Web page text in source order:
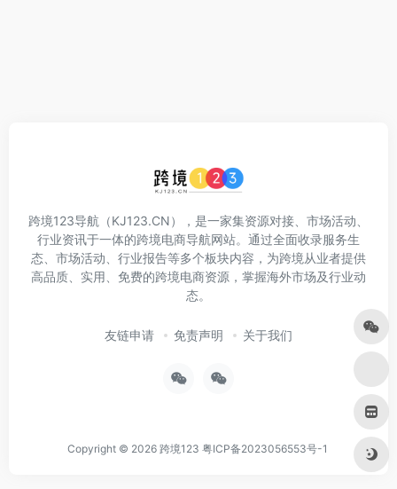
跨境123导航（KJ123.CN），是一家集资源对接、市场活动、
行业资讯于一体的跨境电商导航网站。通过全面收录服务生
态、市场活动、行业报告等多个板块内容，为跨境从业者提供
高品质、实用、免费的跨境电商资源，掌握海外市场及行业动
态。
友链申请 免责声明 关于我们
Copyright © 2026 跨境123 粤ICP备2023056553号-1